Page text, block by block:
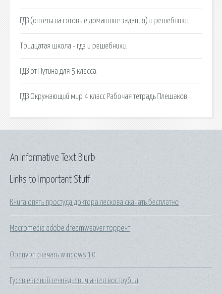
ГДЗ (ответы на готовые домашние задания) и решебники.
Тридцатая школа - гдз и решебники.
ГДЗ от Путина для 5 класса.
ГДЗ Окружающий мир 4 класс Рабочая тетрадь Плешаков
Links to Important Stuff
Книга опять простуда доктора лескова скачать бесплатно
Macromedia adobe dreamweaver торрент
Openvpn скачать windows 10
Гусев евгений геннадьевич ангел вострубил
An Informative Text Blurb